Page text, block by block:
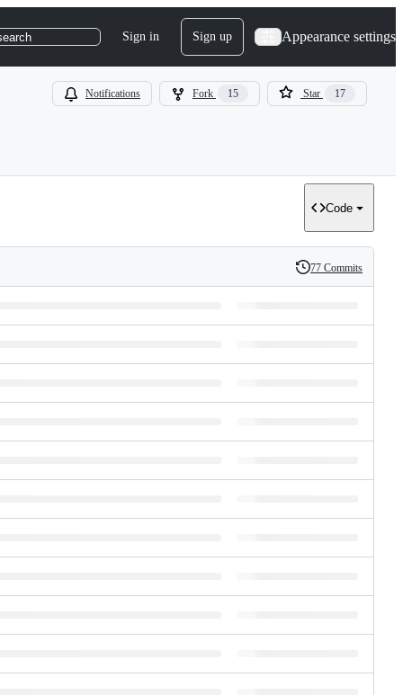
Sign in Sign up Appearance settings
Notifications Fork 15 Star 17
Code
History
77 Commits